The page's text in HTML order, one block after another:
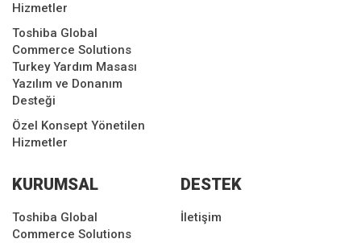
Hizmetler
Toshiba Global
Commerce Solutions
Turkey Yardım Masası
Yazılım ve Donanım
Desteği
Özel Konsept Yönetilen
Hizmetler
KURUMSAL
Toshiba Global
Commerce Solutions
DESTEK
İletişim